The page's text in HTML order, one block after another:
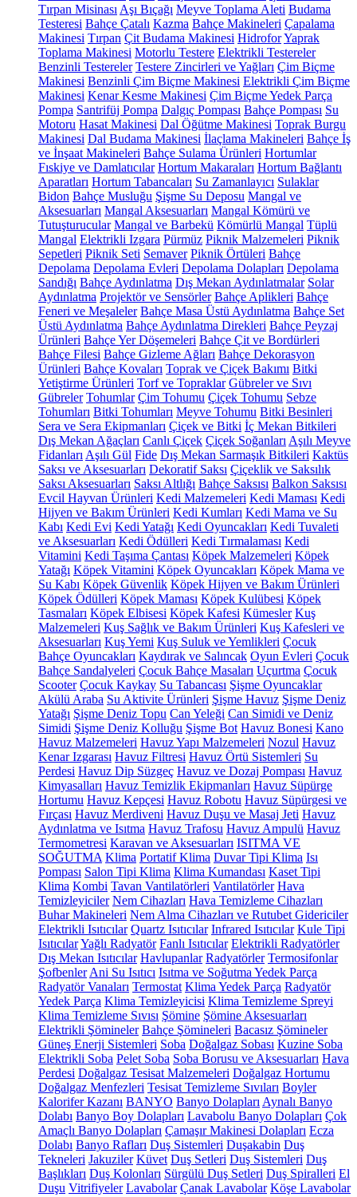
Tırpan Misinası Aşı Bıçağı Meyve Toplama Aleti Budama
Testeresi Bahçe Çatalı Kazma Bahçe Makineleri Çapalama
Makinesi Tırpan Çit Budama Makinesi HidroforYaprak
Toplama Makinesi Motorlu Testere Elektrikli Testereler
Benzinli Testereler Testere Zincirleri ve Yağları Çim Biçme
Makinesi Benzinli Çim Biçme Makinesi Elektrikli Çim Biçme
Makinesi Kenar Kesme Makinesi Çim Biçme Yedek Parça
Pompa Santrifüj Pompa Dalgıç Pompası Bahçe Pompası Su
Motoru Hasat Makinesi Dal Öğütme Makinesi Toprak Burgu
Makinesi Dal Budama Makinesi İlaçlama Makineleri Bahçe İş
ve İnşaat Makineleri Bahçe Sulama Ürünleri Hortumlar
Fıskiye ve Damlatıcılar Hortum Makaraları Hortum Bağlantı
Aparatları Hortum Tabancaları Su Zamanlayıcı Sulaklar
Bidon Bahçe Musluğu Şişme Su Deposu Mangal ve
Aksesuarları Mangal Aksesuarları Mangal Kömürü ve
Tutuşturucular Mangal ve Barbekü Kömürlü Mangal Tüplü
Mangal Elektrikli Izgara Pürmüz Piknik Malzemeleri Piknik
Sepetleri Piknik Seti Semaver Piknik Örtüleri Bahçe
Depolama Depolama Evleri Depolama Dolapları Depolama
Sandığı Bahçe Aydınlatma Dış Mekan Aydınlatmalar Solar
Aydınlatma Projektör ve Sensörler Bahçe Aplikleri Bahçe
Feneri ve Meşaleler Bahçe Masa Üstü Aydınlatma Bahçe Set
Üstü Aydınlatma Bahçe Aydınlatma Direkleri Bahçe Peyzaj
Ürünleri Bahçe Yer Döşemeleri Bahçe Çit ve Bordürleri
Bahçe Filesi Bahçe Gizleme Ağları Bahçe Dekorasyon
Ürünleri Bahçe Kovaları Toprak ve Çiçek Bakımı Bitki
Yetiştirme Ürünleri Torf ve Topraklar Gübreler ve Sıvı
Gübreler Tohumlar Çim Tohumu Çiçek Tohumu Sebze
Tohumları Bitki Tohumları Meyve Tohumu Bitki Besinleri
Sera ve Sera Ekipmanları Çiçek ve Bitki İç Mekan Bitkileri
Dış Mekan Ağaçları Canlı Çiçek Çiçek Soğanları Aşılı Meyve
Fidanları Aşılı Gül Fide Dış Mekan Sarmaşık Bitkileri Kaktüs
Saksı ve Aksesuarları Dekoratif Saksı Çiçeklik ve Saksılık
Saksı Aksesuarları Saksı Altlığı Bahçe Saksısı Balkon Saksısı
Evcil Hayvan Ürünleri Kedi Malzemeleri Kedi Maması Kedi
Hijyen ve Bakım Ürünleri Kedi Kumları Kedi Mama ve Su
Kabı Kedi Evi Kedi Yatağı Kedi Oyuncakları Kedi Tuvaleti
ve Aksesuarları Kedi Ödülleri Kedi Tırmalaması Kedi
Vitamini Kedi Taşıma Çantası Köpek Malzemeleri Köpek
Yatağı Köpek Vitamini Köpek Oyuncakları Köpek Mama ve
Su Kabı Köpek Güvenlik Köpek Hijyen ve Bakım Ürünleri
Köpek Ödülleri Köpek Maması Köpek Kulübesi Köpek
Tasmaları Köpek Elbisesi Köpek Kafesi Kümesler Kuş
Malzemeleri Kuş Sağlık ve Bakım Ürünleri Kuş Kafesleri ve
Aksesuarları Kuş Yemi Kuş Suluk ve Yemlikleri Çocuk
Bahçe Oyuncakları Kaydırak ve Salıncak Oyun Evleri Çocuk
Bahçe Sandalyeleri Çocuk Bahçe Masaları Uçurtma Çocuk
Scooter Çocuk Kaykay Su Tabancası Şişme Oyuncaklar
Akülü Araba Su Aktivite Ürünleri Şişme Havuz Şişme Deniz
Yatağı Şişme Deniz Topu Can Yeleği Can Simidi ve Deniz
Simidi Şişme Deniz Kolluğu Şişme Bot Havuz Bonesi Kano
Havuz Malzemeleri Havuz Yapı Malzemeleri Nozul Havuz
Kenar Izgarası Havuz Filtresi Havuz Örtü Sistemleri Su
Perdesi Havuz Dip Süzgeç Havuz ve Dozaj Pompası Havuz
Kimyasalları Havuz Temizlik Ekipmanları Havuz Süpürge
Hortumu Havuz Kepçesi Havuz Robotu Havuz Süpürgesi ve
Fırçası Havuz Merdiveni Havuz Duşu ve Masaj Jeti Havuz
Aydınlatma ve Isıtma Havuz Trafosu Havuz Ampulü Havuz
Termometresi Karavan ve Aksesuarları ISITMA VE
SOĞUTMA Klima Portatif Klima Duvar Tipi Klima Isı
Pompası Salon Tipi Klima Klima Kumandası Kaset Tipi
Klima Kombi Tavan Vantilatörleri Vantilatörler Hava
Temizleyiciler Nem Cihazları Hava Temizleme Cihazları
Buhar Makineleri Nem Alma Cihazları ve Rutubet Gidericiler
Elektrikli Isıtıcılar Quartz Isıtıcılar Infrared Isıtıcılar Kule Tipi
IsıtıcılarYağlı Radyatör Fanlı Isıtıcılar Elektrikli Radyatörler
Dış Mekan Isıtıcılar Havlupanlar Radyatörler Termosifonlar
Şofbenler Ani Su Isıtıcı Isıtma ve Soğutma Yedek Parça
Radyatör Vanaları Termostat Klima Yedek Parça Radyatör
Yedek Parça Klima Temizleyicisi Klima Temizleme Spreyi
Klima Temizleme Sıvısı Şömine Şömine Aksesuarları
Elektrikli Şömineler Bahçe Şömineleri Bacasız Şömineler
Güneş Enerji Sistemleri Soba Doğalgaz Sobası Kuzine Soba
Elektrikli Soba Pelet Soba Soba Borusu ve Aksesuarları Hava
Perdesi Doğalgaz Tesisat Malzemeleri Doğalgaz Hortumu
Doğalgaz Menfezleri Tesisat Temizleme Sıvıları Boyler
Kalorifer Kazanı BANYO Banyo Dolapları Aynalı Banyo
Dolabı Banyo Boy Dolapları Lavabolu Banyo Dolapları Çok
Amaçlı Banyo Dolapları Çamaşır Makinesi Dolapları Ecza
Dolabı Banyo Rafları Duş Sistemleri Duşakabin Duş
Tekneleri Jakuziler Küvet Duş Setleri Duş Sistemleri Duş
Başlıkları Duş Kolonları Sürgülü Duş Setleri Duş Spiralleri El
Duşu Vitrifiyeler Lavabolar Çanak Lavabolar Köşe Lavabolar